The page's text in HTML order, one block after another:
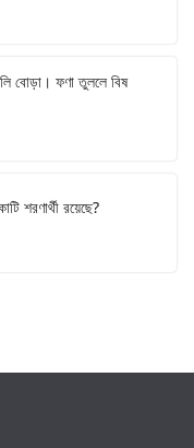
বোড়া। ফণা তুললে বিষ
শরণার্থী রয়েছে?